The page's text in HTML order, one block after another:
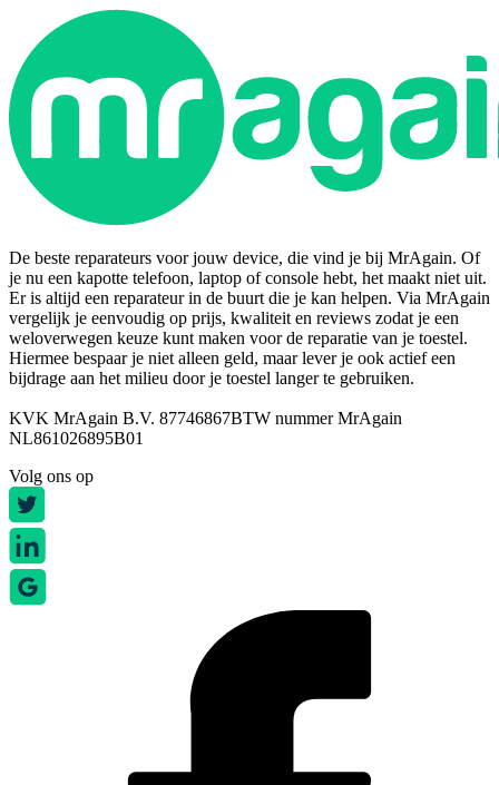
De beste reparateurs voor jouw device, die vind je bij MrAgain. Of
je nu een kapotte telefoon, laptop of console hebt, het maakt niet uit.
Er is altijd een reparateur in de buurt die je kan helpen. Via MrAgain
vergelijk je eenvoudig op prijs, kwaliteit en reviews zodat je een
weloverwegen keuze kunt maken voor de reparatie van je toestel.
Hiermee bespaar je niet alleen geld, maar lever je ook actief een
bijdrage aan het milieu door je toestel langer te gebruiken.
KVK MrAgain B.V. 87746867BTW nummer MrAgain
NL861026895B01
Volg ons op